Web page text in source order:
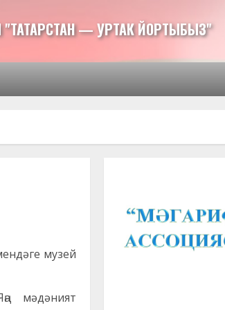
— УРТАК ЙОРТЫБЫЗ"
музей
мәдәният